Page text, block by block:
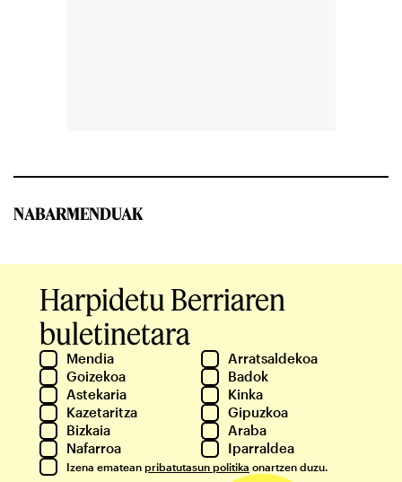
NABARMENDUAK
Harpidetu Berriaren
buletinetara
Mendia
Arratsaldekoa
Goizekoa
Badok
Astekaria
Kinka
Kazetaritza
Gipuzkoa
Bizkaia
Araba
Nafarroa
Iparraldea
Izena ematean pribatutasun politika onartzen duzu.